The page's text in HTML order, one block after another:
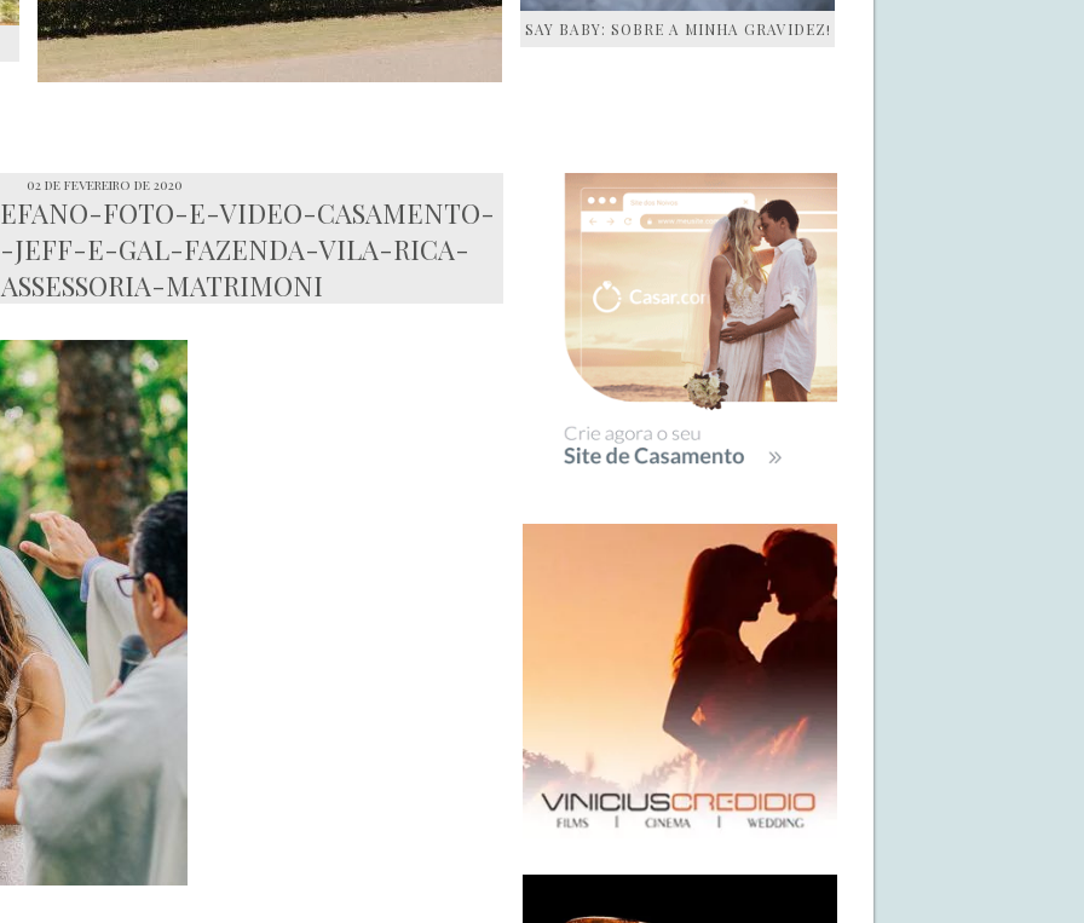
SAY BABY: SOBRE A MINHA GRAVIDEZ!
02 de fevereiro de 2020
FOTO-E-VIDEO-CASAMENTO-
E-GAL-FAZENDA-VILA-RICA-
MATRIMONI
SIDEBAR